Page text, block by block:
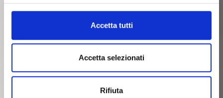
Accetta tutti
Accetta selezionati
Rifiuta